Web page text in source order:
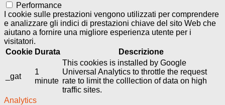
Performance
I cookie sulle prestazioni vengono utilizzati per comprendere
e analizzare gli indici di prestazioni chiave del sito Web che
aiutano a fornire una migliore esperienza utente per i
visitatori.
Cookie Durata Descrizione
_gat
1
minute
This cookies is installed by Google
Universal Analytics to throttle the request
rate to limit the colllection of data on high
traffic sites.
Analytics